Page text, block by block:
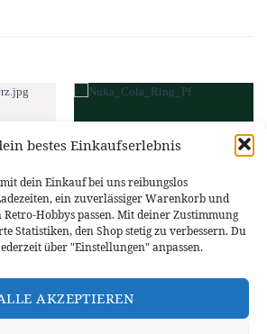
bestes Einkaufserlebnis
dein Einkauf bei uns reibungslos
ein zuverlässiger Warenkorb und
Hobbys passen. Mit deiner Zustimmung
Statistiken, den Shop stetig zu verbessern. Du
über "Einstellungen" anpassen.
AKZEPTIEREN